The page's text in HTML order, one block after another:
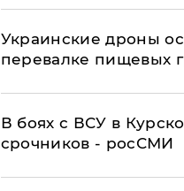
Украинские дроны
перевалке пищевых
В боях с ВСУ в
срочников - росСМИ